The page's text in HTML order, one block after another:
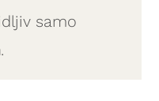
samo
.